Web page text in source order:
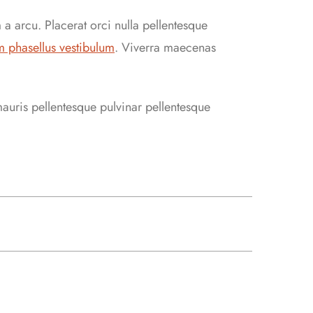
arcu. Placerat orci nulla pellentesque
vestibulum. Viverra maecenas
pellentesque pulvinar pellentesque